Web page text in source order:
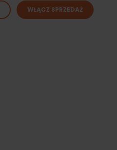
WŁĄCZ SPRZEDAŻ